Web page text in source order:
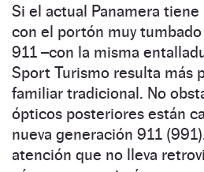
Si el actual Panamera
con el portón muy
911 –con la misma
Sport Turismo resulta más
familiar tradicional. No
ópticos posteriores están
nueva generación 911
atención que no lleva